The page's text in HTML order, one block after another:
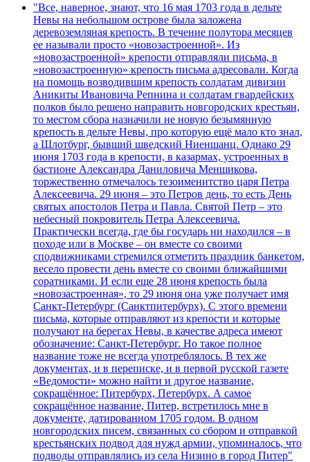
"Все, наверное, знают, что 16 мая 1703 года в дельте
Невы на небольшом острове была заложена
деревоземляная крепость. В течение полутора месяцев
ее называли просто «новозастроенной». Из
«новозастроенной» крепости отправляли письма, в
«новозастроенную» крепость письма адресовали. Когда
на помощь возводившим крепость солдатам дивизии
Аникиты Ивановича Репнина и солдатам гвардейских
полков было решено направить новгородских крестьян,
то местом сбора назначили не новую безымянную
крепость в дельте Невы, про которую ещё мало кто знал,
а Шлотбург, бывший шведский Ниеншанц. Однако 29
июня 1703 года в крепости, в казармах, устроенных в
бастионе Александра Даниловича Меншикова,
торжественно отмечалось тезоименитство царя Петра
Алексеевича. 29 июня – это Петров день, то есть День
святых апостолов Петра и Павла. Святой Петр – это
небесный покровитель Петра Алексеевича.
Практически всегда, где бы государь ни находился – в
походе или в Москве – он вместе со своими
сподвижниками стремился отметить праздник банкетом,
весело провести день вместе со своими ближайшими
соратниками. И если еще 28 июня крепость была
«новозастроенная», то 29 июня она уже получает имя
Санкт-Петербург (Санктпитербурх). С этого времени
письма, которые отправляют из крепости и которые
получают на берегах Невы, в качестве адреса имеют
обозначение: Санкт-Петербург. Но такое полное
название тоже не всегда употреблялось. В тех же
документах, и в переписке, и в первой русской газете
«Ведомости» можно найти и другое название,
сокращённое: Питербурх, Петербурх. А самое
сокращённое название, Питер, встретилось мне в
документе, датированном 1705 годом. В одном
новгородских писем, связанных со сбором и отправкой
крестьянских подвод для нужд армии, упоминалось, что
подводы отправлялись из села Низино в город Питер"